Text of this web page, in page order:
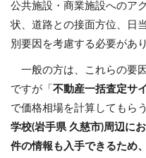
公共施設・商業施設へのア
状、道路との接面方位、日
別要因を考慮する必要があ
一般の方は、これらの要
ですが「 不動産一括査定サ
で価格相場を計算してもら
学校(岩手県 久慈市)周辺に
件の情報も入手できるため